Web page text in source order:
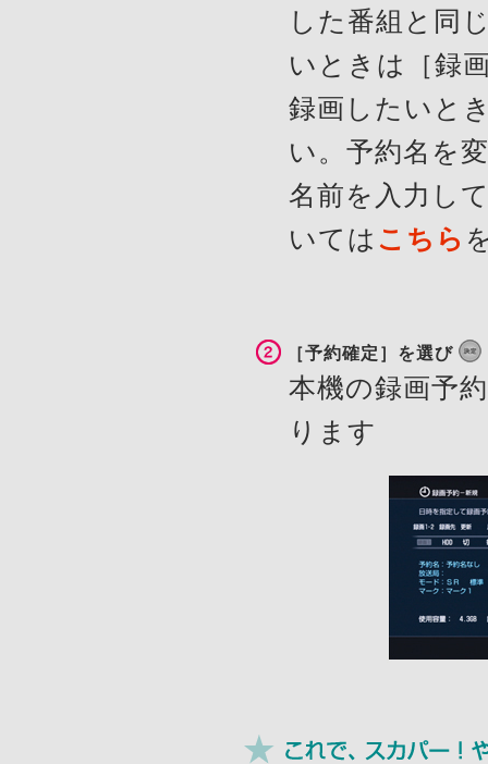
した番組と同
いときは［録
録画したいと
い。予約名を
名前を入力し
いては こちら
［予約確定］を選び
本機の録画予
ります